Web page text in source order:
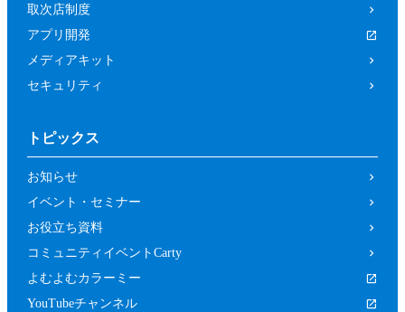
取次店制度
アプリ開発
メディアキット
セキュリティ
トピックス
お知らせ
イベント・セミナー
お役立ち資料
コミュニティイベントCarty
よむよむカラーミー
YouTubeチャンネル